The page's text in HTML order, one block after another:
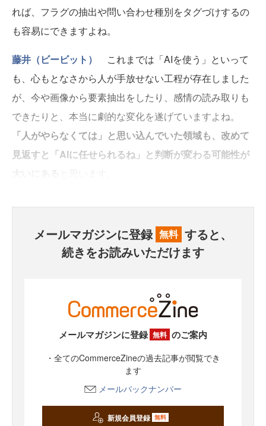
れば、フラグの抽出や問い合わせ種別をタグづけするの
も容易にできますよね。
藤井（ビービット）
これまでは「AIを使う」といって
も、心もとなさから人が手放せない工程が存在しました
が、今や画像から要素抽出をしたり、感情の読み取りも
できたりと、本当に劇的な変化を遂げていますよね。
「人がやらなくては」と思い込んでいた領域も、改めて
見返すと「AIに任せられるね」と判断が変わる可能性が
メールマガジンに登録 無料 すると、
続きをお読みいただけます
メールマガジンに登録 無料 のご案内
・全てのCommerceZineの過去記事が閲覧でき
ます
メールバックナンバー
新規会員登録 無料